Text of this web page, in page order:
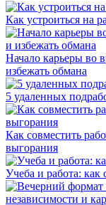
Как устроиться на
Начало карьеры во
избежать обмана
5 удаленных
Как совместить
выгорания
Учеба и работа: как